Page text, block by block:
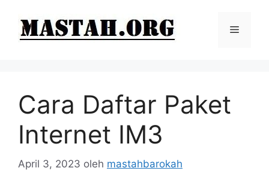
Menu
Cara Daftar Paket
Internet IM3
April 3, 2023 oleh mastahbarokah